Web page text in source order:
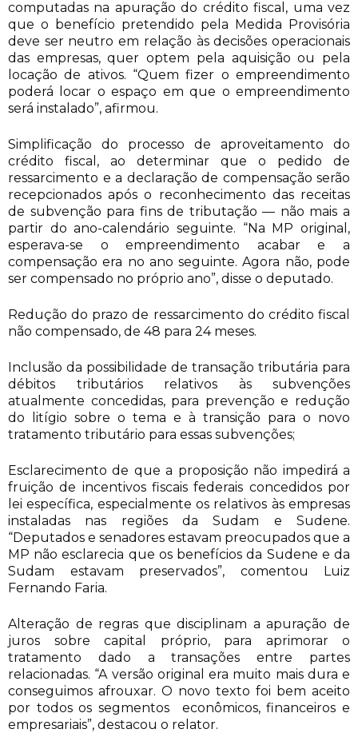
computadas na apuração do crédito fiscal, uma vez
que o benefício pretendido pela Medida Provisória
deve ser neutro em relação às decisões operacionais
das empresas, quer optem pela aquisição ou pela
locação de ativos. “Quem fizer o empreendimento
poderá locar o espaço em que o empreendimento
será instalado”, afirmou.
Simplificação do processo de aproveitamento do
crédito fiscal, ao determinar que o pedido de
ressarcimento e a declaração de compensação serão
recepcionados após o reconhecimento das receitas
de subvenção para fins de tributação — não mais a
partir do ano-calendário seguinte. “Na MP original,
esperava-se o empreendimento acabar e a
compensação era no ano seguinte. Agora não, pode
ser compensado no próprio ano”, disse o deputado.
Redução do prazo de ressarcimento do crédito fiscal
não compensado, de 48 para 24 meses.
Inclusão da possibilidade de transação tributária para
débitos tributários relativos às subvenções
atualmente concedidas, para prevenção e redução
do litígio sobre o tema e à transição para o novo
tratamento tributário para essas subvenções;
Esclarecimento de que a proposição não impedirá a
fruição de incentivos fiscais federais concedidos por
lei específica, especialmente os relativos às empresas
instaladas nas regiões da Sudam e Sudene.
“Deputados e senadores estavam preocupados que a
MP não esclarecia que os benefícios da Sudene e da
Sudam estavam preservados”, comentou Luiz
Fernando Faria.
Alteração de regras que disciplinam a apuração de
juros sobre capital próprio, para aprimorar o
tratamento dado a transações entre partes
relacionadas. “A versão original era muito mais dura e
conseguimos afrouxar. O novo texto foi bem aceito
por todos os segmentos econômicos, financeiros e
empresariais”, destacou o relator.